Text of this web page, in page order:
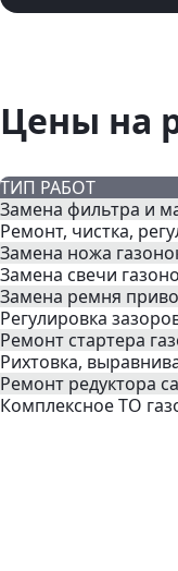
Цены на
ТИП РАБОТ
Замена фильтра и
Ремонт, чистка,
Замена ножа
Замена свечи
Замена ремня
Регулировка
Ремонт стартера
Рихтовка,
Ремонт редуктора
Комплексное ТО